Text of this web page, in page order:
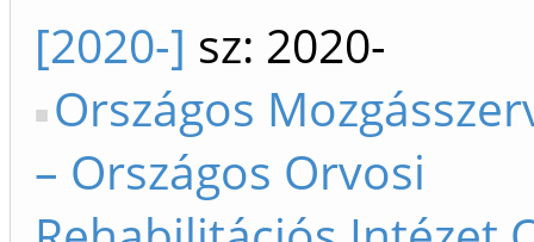
[2020-] sz: 2020-
Országos
– Országos Orvosi